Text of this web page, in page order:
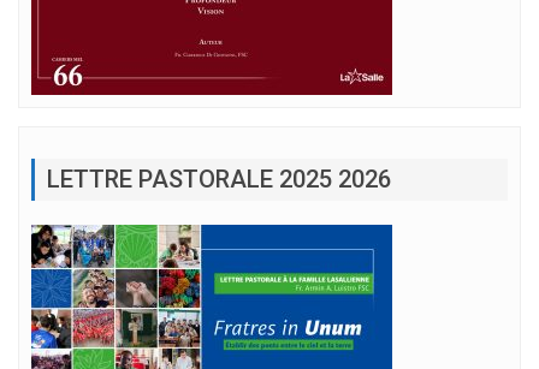
LETTRE PASTORALE 2025 2026